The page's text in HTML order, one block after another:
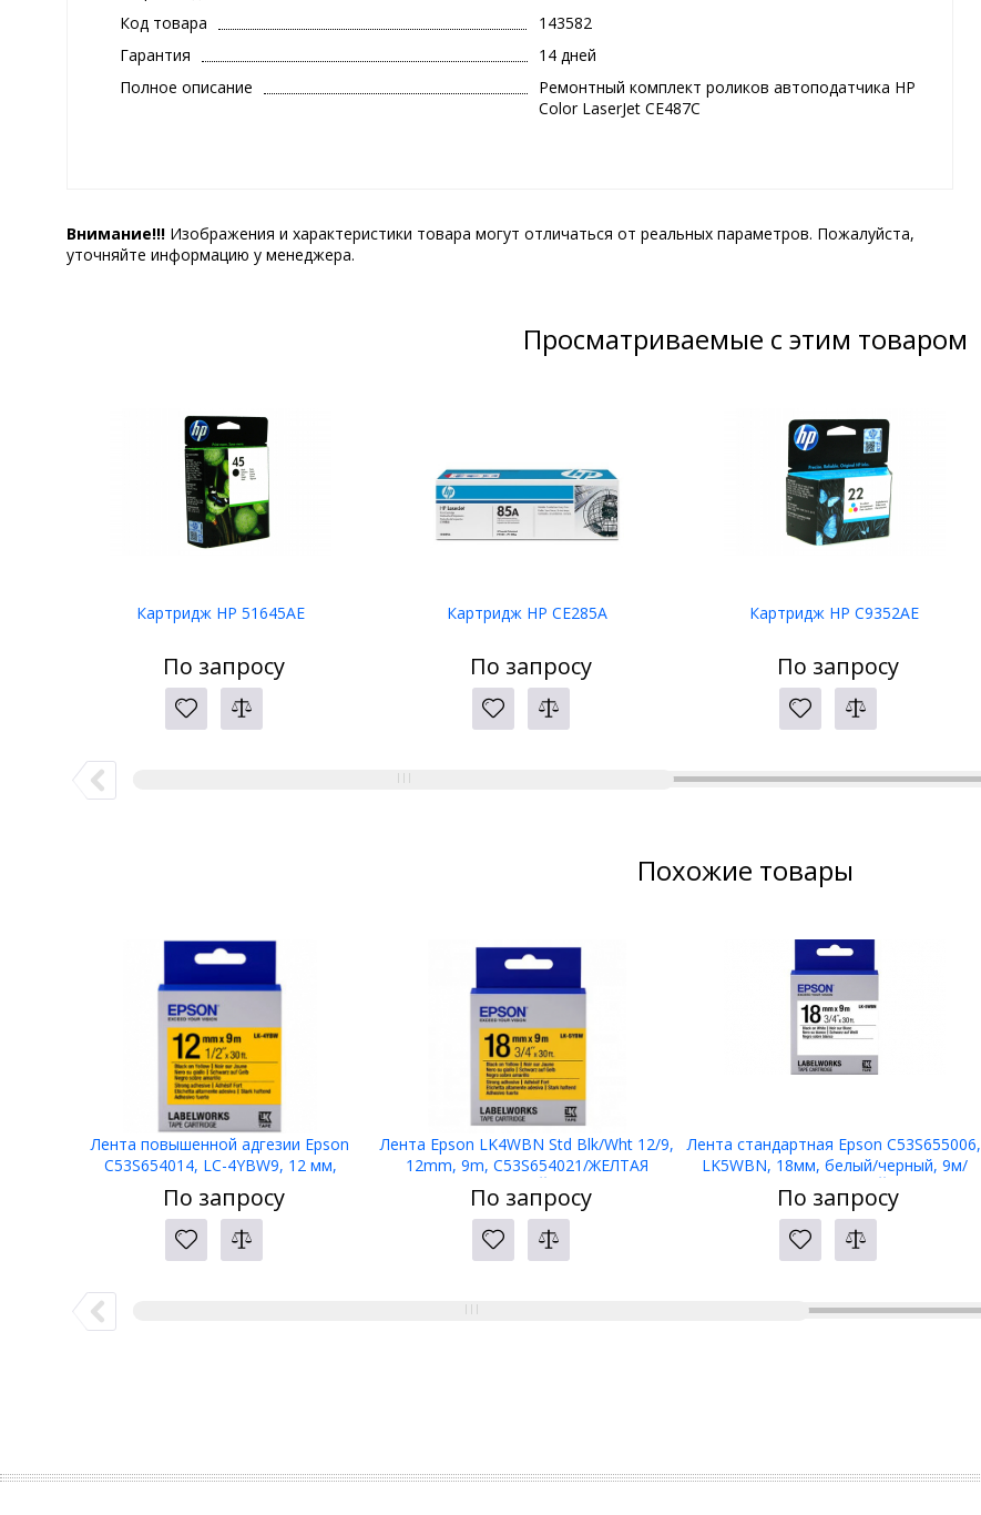
Код товара
143582
Гарантия
14 дней
Полное описание
Ремонтный комплект роликов автоподатчика HP
Color LaserJet CE487C
Внимание!!! Изображения и характеристики товара могут отличаться от реальных параметров. Пожалуйста,
уточняйте информацию у менеджера.
Просматриваемые с этим товаром
Картридж HP 51645AE
По запросу
Картридж HP CE285A
По запросу
Картридж HP C9352AE
По запросу
Похожие товары
Лента повышенной адгезии Epson
C53S654014, LC-4YBW9, 12 мм,
желтая/черная, 9м /ЖЕЛТАЯ
НАКЛЕЙКА
По запросу
Лента Epson LK4WBN Std Blk/Wht 12/9,
12mm, 9m, C53S654021/ЖЕЛТАЯ
По запросу
Лента стандартная Epson C53S655006,
LK5WBN, 18мм, белый/черный, 9м/
ЖЕЛТАЯ НАКЛЕЙКА
По запросу